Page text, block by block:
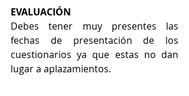
EVALUACIÓN
Debes tener muy presentes las
fechas de presentación de los
cuestionarios ya que estas no dan
lugar a aplazamientos.